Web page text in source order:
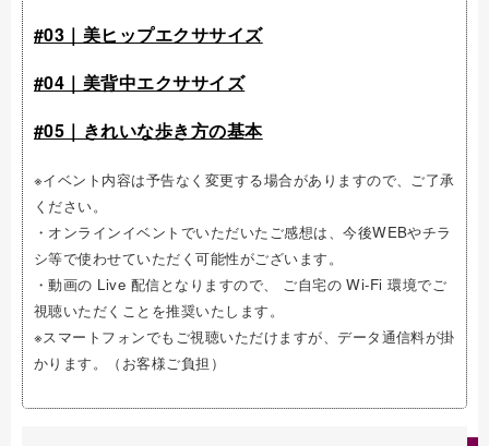
#03｜美ヒップエクササイズ
#04｜美背中エクササイズ
#05｜きれいな歩き方の基本
※イベント内容は予告なく変更する場合がありますので、ご了承
ください。
・オンラインイベントでいただいたご感想は、今後WEBやチラ
シ等で使わせていただく可能性がございます。
・動画の Live 配信となりますので、 ご自宅の Wi-Fi 環境でご
視聴いただくことを推奨いたします。
※スマートフォンでもご視聴いただけますが、データ通信料が掛
かります。（お客様ご負担）